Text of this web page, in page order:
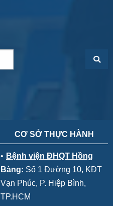
CƠ SỞ THỰC HÀNH
• Bệnh viện ĐHQT Hồng
Bàng: Số 1 Đường 10, KĐT
Vạn Phúc, P. Hiệp Bình,
TP.HCM